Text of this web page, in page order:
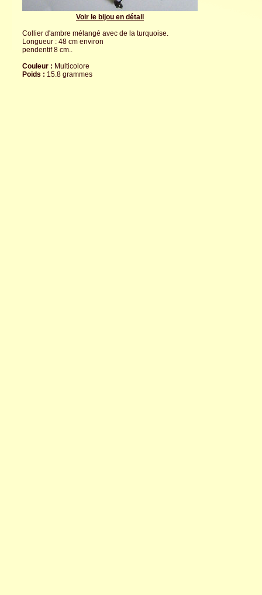
Voir le bijou en détail
Collier d'ambre mélangé avec de la turquoise.
Longueur : 48 cm environ
pendentif 8 cm..
Couleur : Multicolore
Poids : 15.8 grammes